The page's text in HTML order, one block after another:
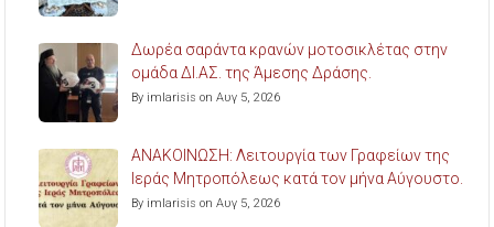
Δωρέα σαράντα κρανών μοτοσικλέτας στην
ομάδα ΔΙ.ΑΣ. της Άμεσης Δράσης.
By imlarisis on Αυγ 5, 2026
ΑΝΑΚΟΙΝΩΣΗ: Λειτουργία των Γραφείων της
Ιεράς Μητροπόλεως κατά τον μήνα Αύγουστο.
By imlarisis on Αυγ 5, 2026